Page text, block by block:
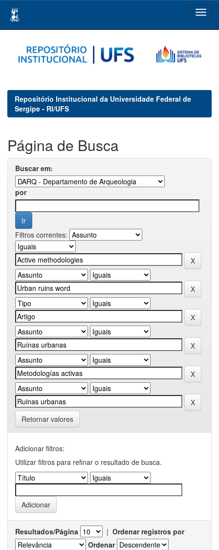
navigation
Repositório Institucional da Universidade Federal de
Sergipe - RI/UFS
Página de Busca
Buscar em:
por
Filtros correntes:
Retornar valores
Adicionar filtros:
Utilizar filtros para refinar o resultado de busca.
Resultados/Página | Ordenar registros por
Ordenar